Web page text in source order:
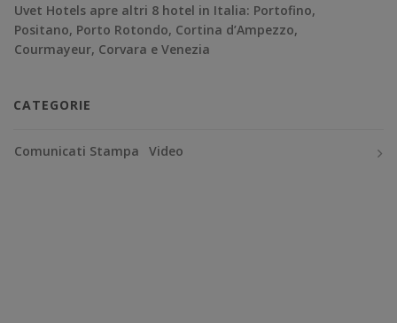
Uvet Hotels apre altri 8 hotel in Italia: Portofino,
Positano, Porto Rotondo, Cortina d’Ampezzo,
Courmayeur, Corvara e Venezia
CATEGORIE
Comunicati Stampa Video